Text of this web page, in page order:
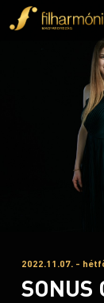
2022.11.07. -
SONUS